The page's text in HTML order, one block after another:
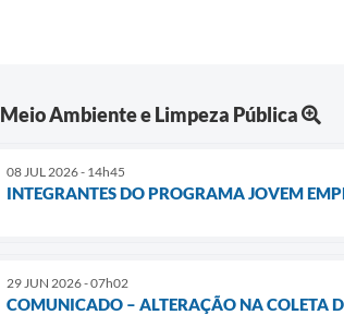
Meio Ambiente e Limpeza Pública
08 JUL 2026 - 14h45
INTEGRANTES DO PROGRAMA JOVEM
29 JUN 2026 - 07h02
COMUNICADO – ALTERAÇÃO NA COLETA